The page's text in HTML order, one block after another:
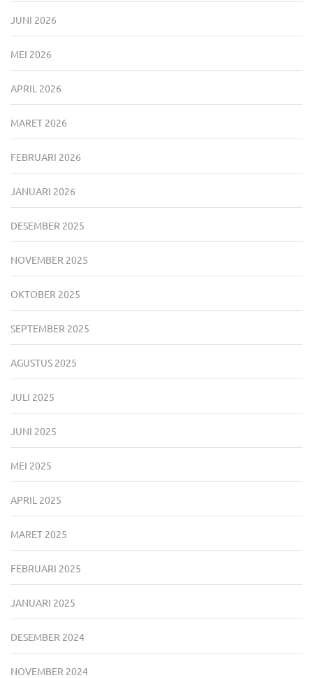
JUNI 2026
MEI 2026
APRIL 2026
MARET 2026
FEBRUARI 2026
JANUARI 2026
DESEMBER 2025
NOVEMBER 2025
OKTOBER 2025
SEPTEMBER 2025
AGUSTUS 2025
JULI 2025
JUNI 2025
MEI 2025
APRIL 2025
MARET 2025
FEBRUARI 2025
JANUARI 2025
DESEMBER 2024
NOVEMBER 2024